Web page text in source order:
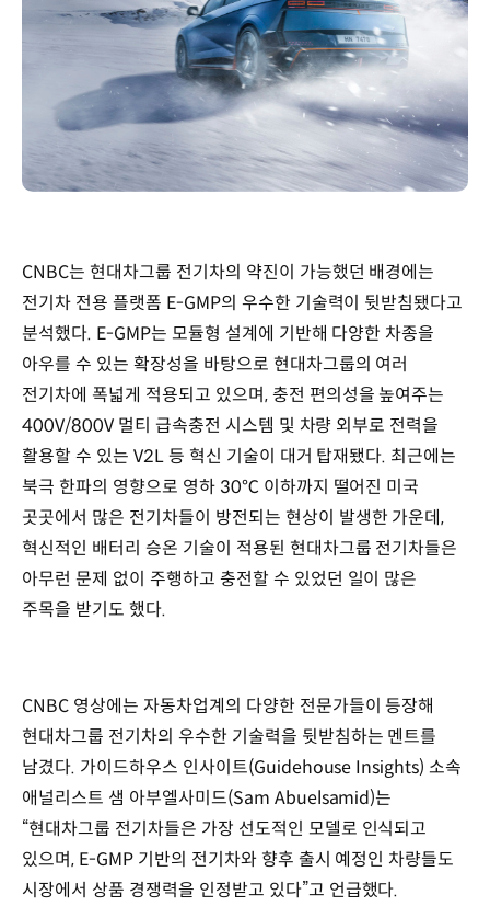
CNBC는 현대차그룹 전기차의 약진이 가능했던 배경에는
전기차 전용 플랫폼 E-GMP의 우수한 기술력이 뒷받침됐다고
분석했다. E-GMP는 모듈형 설계에 기반해 다양한 차종을
아우를 수 있는 확장성을 바탕으로 현대차그룹의 여러
전기차에 폭넓게 적용되고 있으며, 충전 편의성을 높여주는
400V/800V 멀티 급속충전 시스템 및 차량 외부로 전력을
활용할 수 있는 V2L 등 혁신 기술이 대거 탑재됐다. 최근에는
북극 한파의 영향으로 영하 30℃ 이하까지 떨어진 미국
곳곳에서 많은 전기차들이 방전되는 현상이 발생한 가운데,
혁신적인 배터리 승온 기술이 적용된 현대차그룹 전기차들은
아무런 문제 없이 주행하고 충전할 수 있었던 일이 많은
주목을 받기도 했다.
CNBC 영상에는 자동차업계의 다양한 전문가들이 등장해
현대차그룹 전기차의 우수한 기술력을 뒷받침하는 멘트를
남겼다. 가이드하우스 인사이트(Guidehouse Insights) 소속
애널리스트 샘 아부엘사미드(Sam Abuelsamid)는
“현대차그룹 전기차들은 가장 선도적인 모델로 인식되고
있으며, E-GMP 기반의 전기차와 향후 출시 예정인 차량들도
시장에서 상품 경쟁력을 인정받고 있다”고 언급했다.